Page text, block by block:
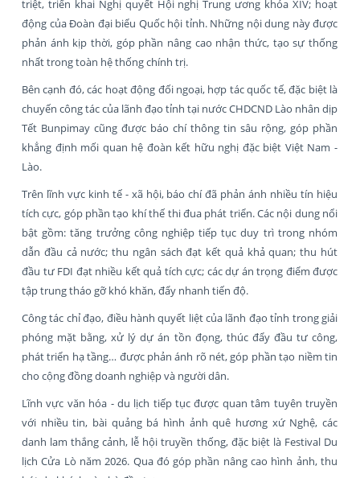
triệt, triển khai Nghị quyết Hội nghị Trung ương khóa XIV; hoạt
động của Đoàn đại biểu Quốc hội tỉnh. Những nội dung này được
phản ánh kịp thời, góp phần nâng cao nhận thức, tạo sự thống
nhất trong toàn hệ thống chính trị.
Bên cạnh đó, các hoạt động đối ngoại, hợp tác quốc tế, đặc biệt là
chuyến công tác của lãnh đạo tỉnh tại nước CHDCND Lào nhân dịp
Tết Bunpimay cũng được báo chí thông tin sâu rộng, góp phần
khẳng định mối quan hệ đoàn kết hữu nghị đặc biệt Việt Nam -
Lào.
Trên lĩnh vực kinh tế - xã hội, báo chí đã phản ánh nhiều tín hiệu
tích cực, góp phần tạo khí thế thi đua phát triển. Các nội dung nổi
bật gồm: tăng trưởng công nghiệp tiếp tục duy trì trong nhóm
dẫn đầu cả nước; thu ngân sách đạt kết quả khả quan; thu hút
đầu tư FDI đạt nhiều kết quả tích cực; các dự án trọng điểm được
tập trung tháo gỡ khó khăn, đẩy nhanh tiến độ.
Công tác chỉ đạo, điều hành quyết liệt của lãnh đạo tỉnh trong giải
phóng mặt bằng, xử lý dự án tồn đọng, thúc đẩy đầu tư công,
phát triển hạ tầng… được phản ánh rõ nét, góp phần tạo niềm tin
cho cộng đồng doanh nghiệp và người dân.
Lĩnh vực văn hóa - du lịch tiếp tục được quan tâm tuyên truyền
với nhiều tin, bài quảng bá hình ảnh quê hương xứ Nghệ, các
danh lam thắng cảnh, lễ hội truyền thống, đặc biệt là Festival Du
lịch Cửa Lò năm 2026. Qua đó góp phần nâng cao hình ảnh, thu